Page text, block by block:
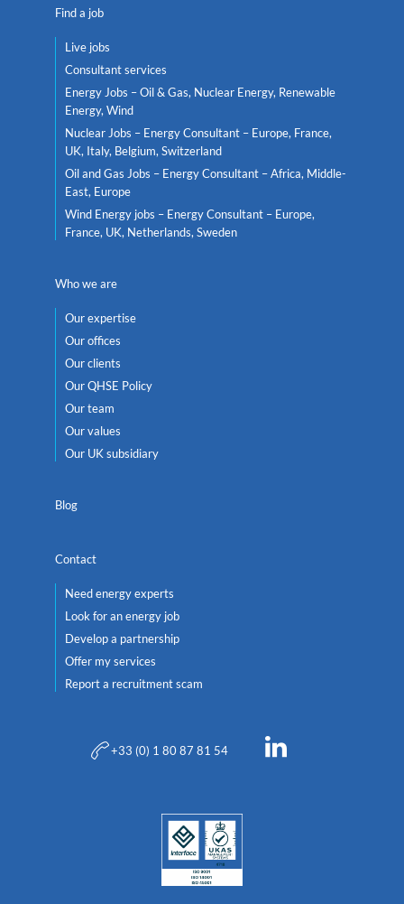
Find a job
Live jobs
Consultant services
Energy Jobs – Oil & Gas, Nuclear Energy, Renewable
Energy, Wind
Nuclear Jobs – Energy Consultant – Europe, France,
UK, Italy, Belgium, Switzerland
Oil and Gas Jobs – Energy Consultant – Africa, Middle-
East, Europe
Wind Energy jobs – Energy Consultant – Europe,
France, UK, Netherlands, Sweden
Who we are
Our expertise
Our offices
Our clients
Our QHSE Policy
Our team
Our values
Our UK subsidiary
Blog
Contact
Need energy experts
Look for an energy job
Develop a partnership
Offer my services
Report a recruitment scam
+33 (0) 1 80 87 81 54